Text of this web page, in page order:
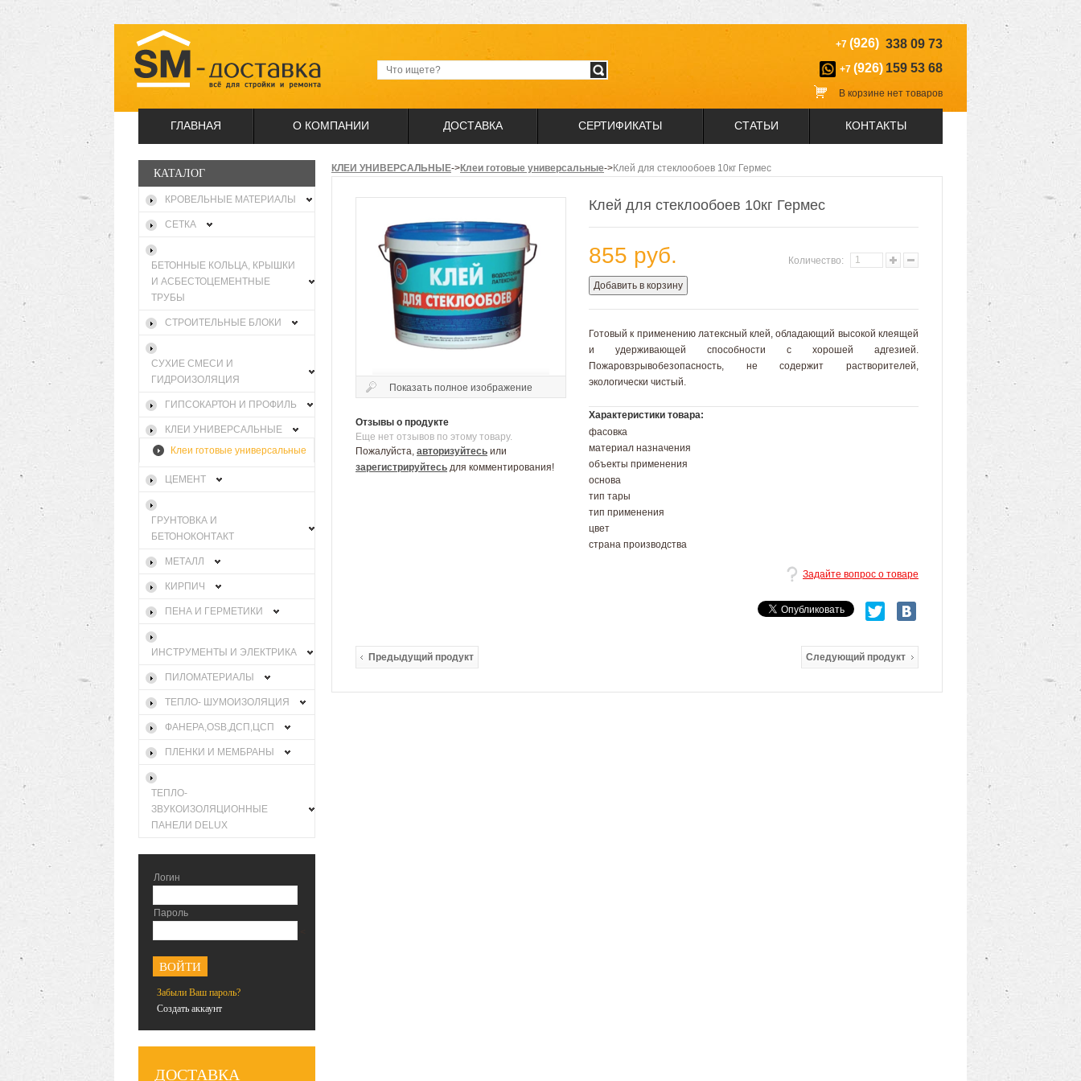
+7 (926) 338 09 73
+7 (926) 159 53 68
В корзине нет товаров
ГЛАВНАЯ О КОМПАНИИ ДОСТАВКА СЕРТИФИКАТЫ СТАТЬИ КОНТАКТЫ
КАТАЛОГ
КРОВЕЛЬНЫЕ МАТЕРИАЛЫ
СЕТКА
БЕТОННЫЕ КОЛЬЦА, КРЫШКИ
И АСБЕСТОЦЕМЕНТНЫЕ
ТРУБЫ
СТРОИТЕЛЬНЫЕ БЛОКИ
СУХИЕ СМЕСИ И
ГИДРОИЗОЛЯЦИЯ
ГИПСОКАРТОН И ПРОФИЛЬ
КЛЕИ УНИВЕРСАЛЬНЫЕ
Клеи готовые универсальные
ЦЕМЕНТ
ГРУНТОВКА И
БЕТОНОКОНТАКТ
МЕТАЛЛ
КИРПИЧ
ПЕНА И ГЕРМЕТИКИ
ИНСТРУМЕНТЫ И ЭЛЕКТРИКА
ПИЛОМАТЕРИАЛЫ
ТЕПЛО- ШУМОИЗОЛЯЦИЯ
ФАНЕРА,OSB,ДСП,ЦСП
ПЛЕНКИ И МЕМБРАНЫ
ТЕПЛО-
ЗВУКОИЗОЛЯЦИОННЫЕ
ПАНЕЛИ DELUX
Логин
Пароль
Забыли Ваш пароль?
Создать аккаунт
ДОСТАВКА
КЛЕИ УНИВЕРСАЛЬНЫЕ->Клеи готовые универсальные->Клей для стеклообоев 10кг Гермес
Показать полное изображение
Отзывы о продукте
Еще нет отзывов по этому товару.
Пожалуйста, авторизуйтесь или
зарегистрируйтесь для комментирования!
Клей для стеклообоев 10кг Гермес
855 руб. Количество:
Добавить в корзину
Готовый к применению латексный клей, обладающий высокой клеящей
и удерживающей способности с хорошей адгезией.
Пожаровзрывобезопасность, не содержит растворителей,
экологически чистый.
Характеристики товара:
фасовка
материал назначения
объекты применения
основа
тип тары
тип применения
цвет
страна производства
Задайте вопрос о товаре
Предыдущий продукт Следующий продукт